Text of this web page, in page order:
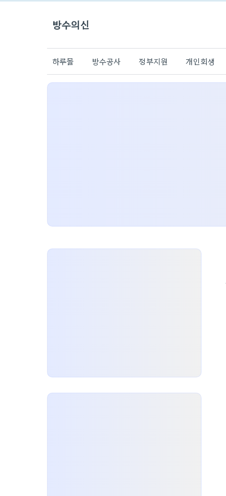
방수의신
하루몰 방수공사 정부지원 개인회생